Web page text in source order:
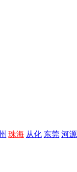
珠海 从化 东莞 河源